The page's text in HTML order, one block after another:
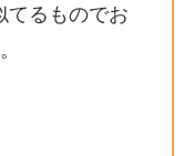
てるものでお